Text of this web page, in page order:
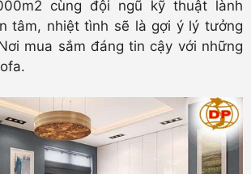
cùng đội ngũ kỹ thuật lành
tâm, nhiệt tình sẽ là gợi ý lý tưởng
mua sắm đáng tin cậy với những